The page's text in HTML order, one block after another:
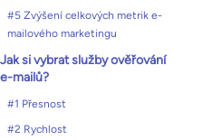
#5 Zvýšení celkových metrik e-
mailového marketingu
Jak si vybrat služby ověřování
e-mailů?
#1 Přesnost
#2 Rychlost